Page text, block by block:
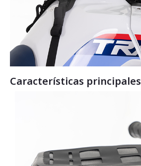
Características principales